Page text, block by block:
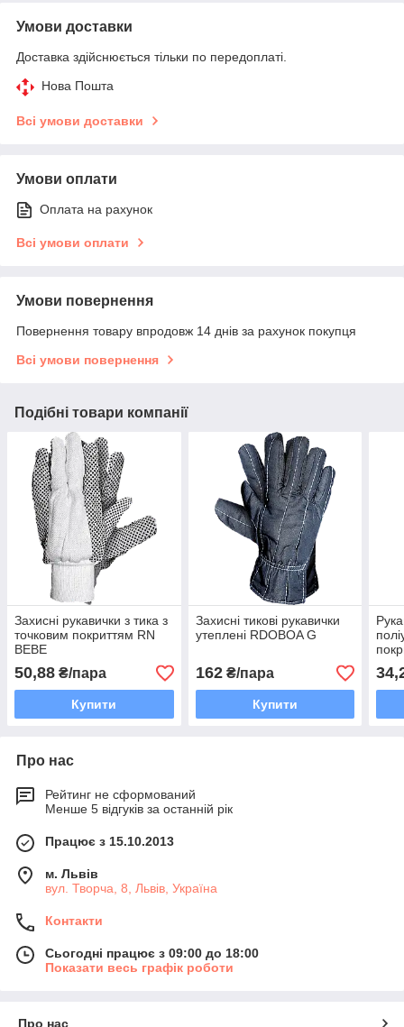
Умови доставки
Доставка здійснюється тільки по передоплаті.
Нова Пошта
Всі умови доставки
Умови оплати
Оплата на рахунок
Всі умови оплати
Умови повернення
Повернення товару впродовж 14 днів за рахунок покупця
Всі умови повернення
Подібні товари компанії
Захисні рукавички з тика з
точковим покриттям RN
BEBE
50,88 ₴/пара
Купити
Захисні тикові рукавички
утеплені RDOBOA G
162₴/пара
Купити
Про нас
Рейтинг не сформований
Менше 5 відгуків за останній рік
Працює з 15.10.2013
м. Львів
вул. Творча, 8, Львів, Україна
Контакти
Сьогодні працює з 09:00 до 18:00
Показати весь графік роботи
Про нас